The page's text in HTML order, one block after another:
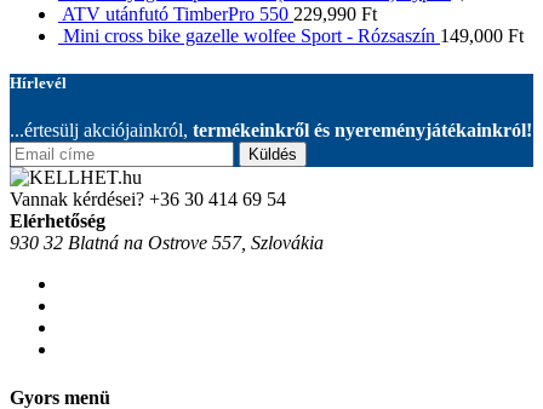
ATV utánfutó TimberPro 550 229,990 Ft
Mini cross bike gazelle wolfee Sport - Rózsaszín 149,000 Ft
Hírlevél
...értesülj akciójainkról, termékeinkről és nyereményjátékainkról!
Küldés
Vannak kérdései? +36 30 414 69 54
Elérhetőség
930 32 Blatná na Ostrove 557, Szlovákia
Gyors menü